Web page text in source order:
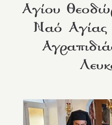
Αγίου
Ναό Αγίας